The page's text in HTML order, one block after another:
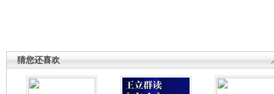
猜您还喜欢